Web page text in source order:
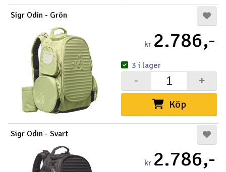
Sigr Odin - Grön
kr 2.786,-
Köp
+
-
3 i lager
Sigr Odin - Svart
kr 2.786,-